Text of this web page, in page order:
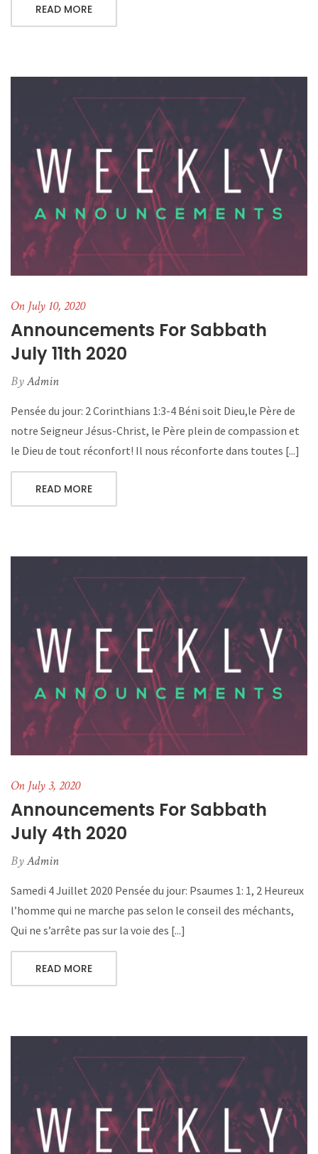
READ MORE
On July 10, 2020
Announcements For Sabbath
July 11th 2020
ByAdmin
Pensée du jour: 2 Corinthians 1:3-4 Béni soit Dieu,le Père de
notre Seigneur Jésus-Christ, le Père plein de compassion et
le Dieu de tout réconfort! Il nous réconforte dans toutes [...]
READ MORE
On July 3, 2020
Announcements For Sabbath
July 4th 2020
ByAdmin
Samedi 4 Juillet 2020 Pensée du jour: Psaumes 1: 1, 2 Heureux
l’homme qui ne marche pas selon le conseil des méchants,
Qui ne s’arrête pas sur la voie des [...]
READ MORE